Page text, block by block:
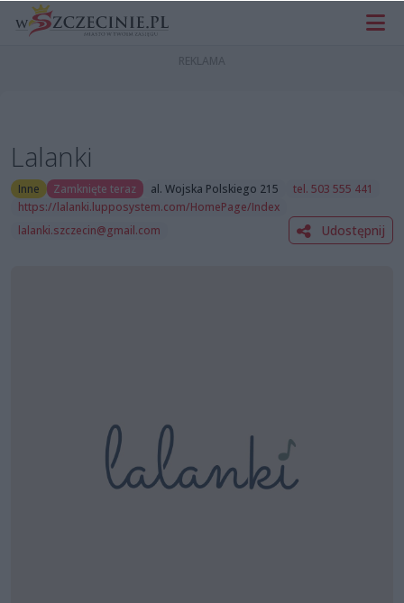
Lalanki
Inne Zamknięte teraz al. Wojska Polskiego 215
tel. 503 555 441
https://lalanki.lupposystem.com/HomePage/Index
lalanki.szczecin@gmail.com
Udostępnij